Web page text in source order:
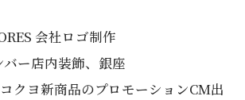
会社ロゴ制作
バー店内装飾、銀座
クヨ新商品のプロモーションCM出